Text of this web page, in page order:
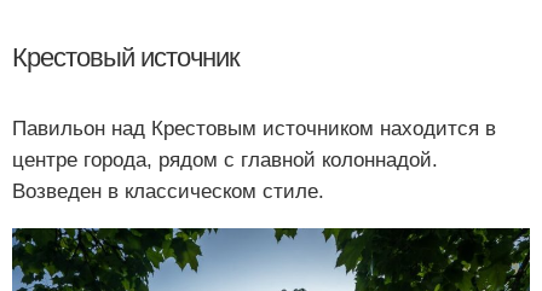
Крестовый источник
Павильон над Крестовым источником находится в
центре города, рядом с главной колоннадой.
Возведен в классическом стиле.